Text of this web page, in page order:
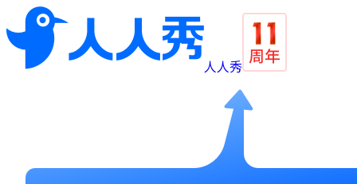
人人秀